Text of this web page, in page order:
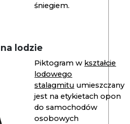
śniegiem.
lodzie
Piktogram w kształcie
lodowego
stalagmitu umieszczany
jest na etykietach opon
do samochodów
osobowych